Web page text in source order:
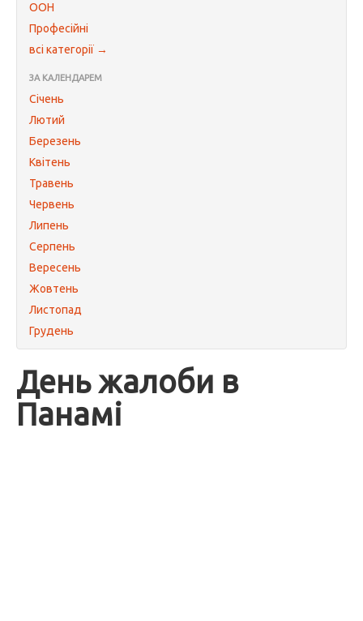
ООН
Професійні
всі категорії →
ЗА КАЛЕНДАРЕМ
Січень
Лютий
Березень
Квітень
Травень
Червень
Липень
Серпень
Вересень
Жовтень
Листопад
Грудень
День жалоби в
Панамі